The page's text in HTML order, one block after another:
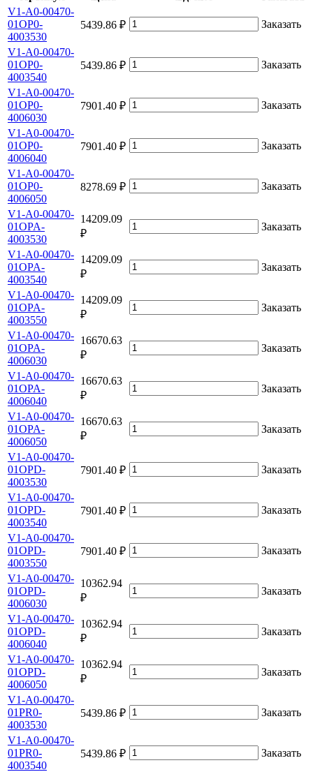
V1-A0-00470-
01OP0-
4003530
5439.86 ₽ Заказать
V1-A0-00470-
01OP0-
4003540
5439.86 ₽ Заказать
V1-A0-00470-
01OP0-
4006030
7901.40 ₽ Заказать
V1-A0-00470-
01OP0-
4006040
7901.40 ₽ Заказать
V1-A0-00470-
01OP0-
4006050
8278.69 ₽ Заказать
V1-A0-00470-
01OPA-
4003530
14209.09
₽
Заказать
V1-A0-00470-
01OPA-
4003540
14209.09
₽
Заказать
V1-A0-00470-
01OPA-
4003550
14209.09
₽
Заказать
V1-A0-00470-
01OPA-
4006030
16670.63
₽
Заказать
V1-A0-00470-
01OPA-
4006040
16670.63
₽
Заказать
V1-A0-00470-
01OPA-
4006050
16670.63
₽
Заказать
V1-A0-00470-
01OPD-
4003530
7901.40 ₽ Заказать
V1-A0-00470-
01OPD-
4003540
7901.40 ₽ Заказать
V1-A0-00470-
01OPD-
4003550
7901.40 ₽ Заказать
V1-A0-00470-
01OPD-
4006030
10362.94
₽
Заказать
V1-A0-00470-
01OPD-
4006040
10362.94
₽
Заказать
V1-A0-00470-
01OPD-
4006050
10362.94
₽
Заказать
V1-A0-00470-
01PR0-
4003530
5439.86 ₽ Заказать
V1-A0-00470-
01PR0-
4003540
5439.86 ₽ Заказать